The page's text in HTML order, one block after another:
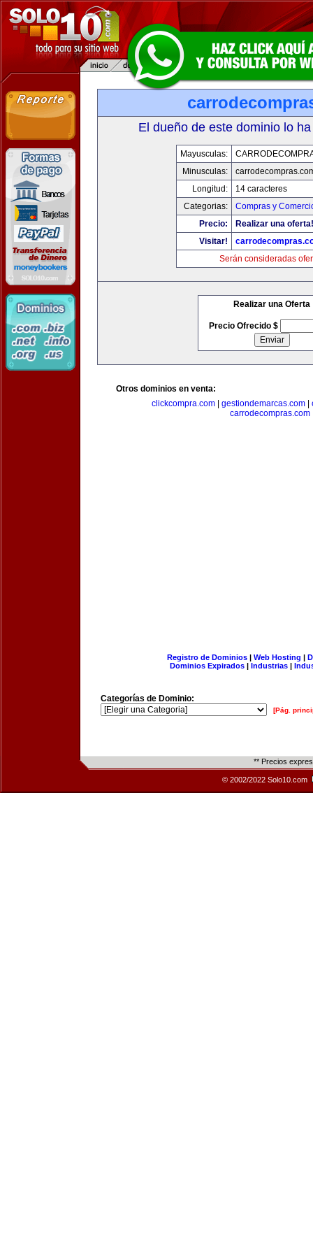
El dueño de este dominio lo
Mayusculas:
Minusculas:
Longitud:
14 caracteres
Categorias:
Compras y
Precio:
Realizar una oferta!
Visitar!
Serán consideradas
Realizar una Oferta
Precio Ofrecido $
Otros dominios en venta:
clickcompra.com
gestiondemarcas.com
carrodecompras.com
Registro de Dominios| Web Hosting |
Dominios Expirados | Industrias |
Categorías de Dominio:
[Pág.
** Precios
© 2002/2022 Solo10.com